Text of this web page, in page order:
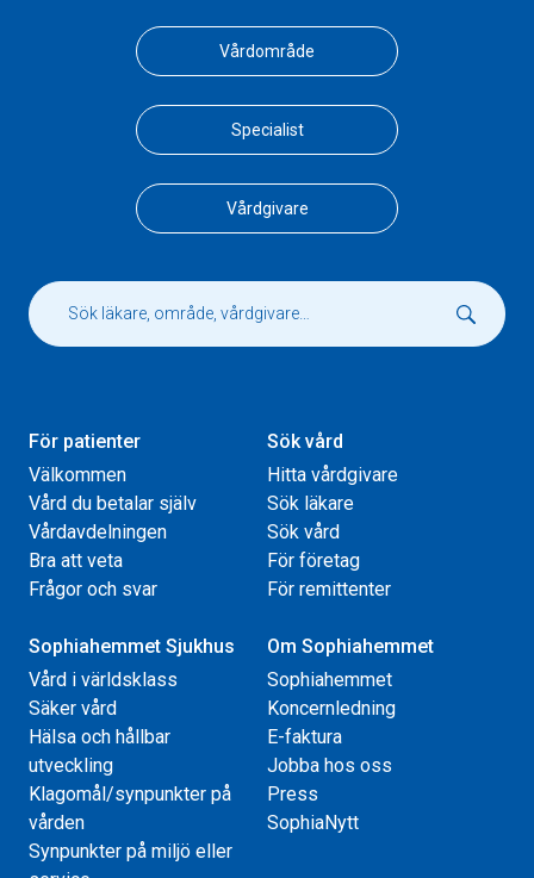
Vårdområde
Specialist
Vårdgivare
För patienter
Välkommen
Vård du betalar själv
Vårdavdelningen
Bra att veta
Frågor och svar
Sök vård
Hitta vårdgivare
Sök läkare
Sök vård
För företag
För remittenter
Sophiahemmet Sjukhus
Vård i världsklass
Säker vård
Hälsa och hållbar
utveckling
Klagomål/synpunkter på
vården
Synpunkter på miljö eller
Om Sophiahemmet
Sophiahemmet
Koncernledning
E-faktura
Jobba hos oss
Press
SophiaNytt